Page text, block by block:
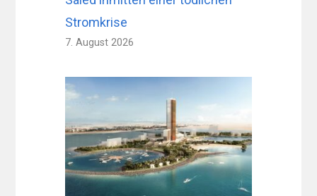
Stromkrise
7. August 2026